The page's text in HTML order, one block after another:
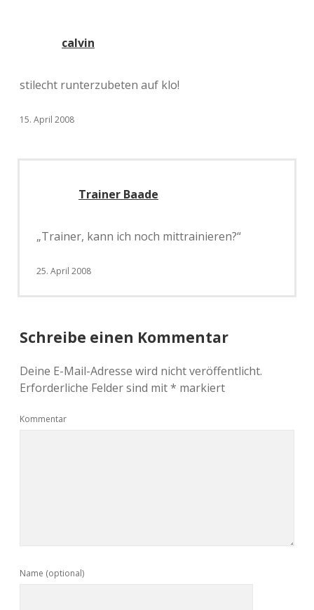
calvin
stilecht runterzubeten auf klo!
15. April 2008
Trainer Baade
„Trainer, kann ich noch mittrainieren?“
25. April 2008
Schreibe einen Kommentar
Deine E-Mail-Adresse wird nicht veröffentlicht.
Erforderliche Felder sind mit* markiert
Kommentar
Name (optional)